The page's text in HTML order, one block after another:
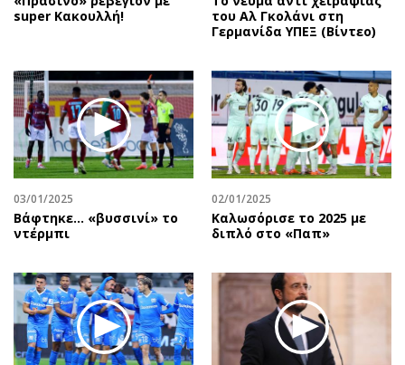
super Κακουλλή!
του Αλ Γκολάνι στη
Γερμανίδα ΥΠΕΞ (Βίντεο)
03/01/2025
Βάφτηκε... «βυσσινί» το
ντέρμπι
02/01/2025
Καλωσόρισε το 2025 με
διπλό στο «Παπ»